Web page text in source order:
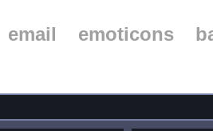
email emoticons